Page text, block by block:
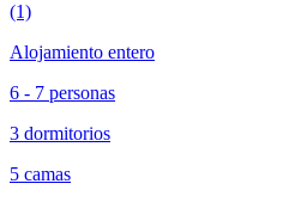
(1)
Alojamiento entero
6 - 7 personas
3 dormitorios
5 camas